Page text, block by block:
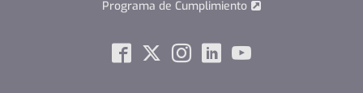
Programa de Cumplimiento